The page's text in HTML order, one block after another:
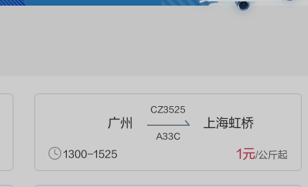
广州
CZ3525
A33C
上海虹桥
1300-1525 1元/公斤起